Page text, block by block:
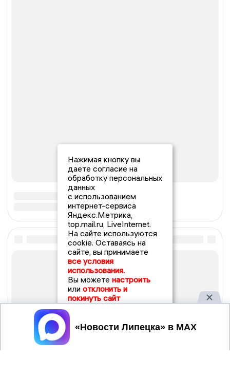
Нажимая кнопку вы
даете согласие на
обработку персональных
данных
с использованием
интернет-сервиса
Яндекс.Метрика,
top.mail.ru, LiveInternet.
На сайте используются
cookie. Оставаясь на
сайте, вы принимаете
все условия
использования.
Вы можете настроить
или отклонить и
покинуть сайт
Принять